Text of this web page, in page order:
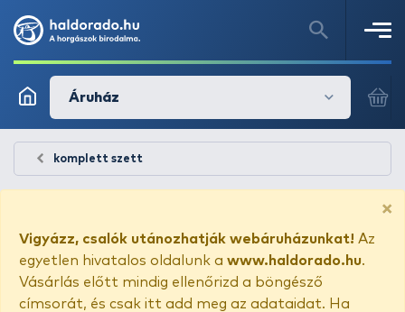
Áruház
komplett szett
×
Vigyázz, csalók utánozhatják webáruházunkat! Az
egyetlen hivatalos oldalunk a www.haldorado.hu.
Vásárlás előtt mindig ellenőrizd a böngésző
címsorát, és csak itt add meg az adataidat. Ha